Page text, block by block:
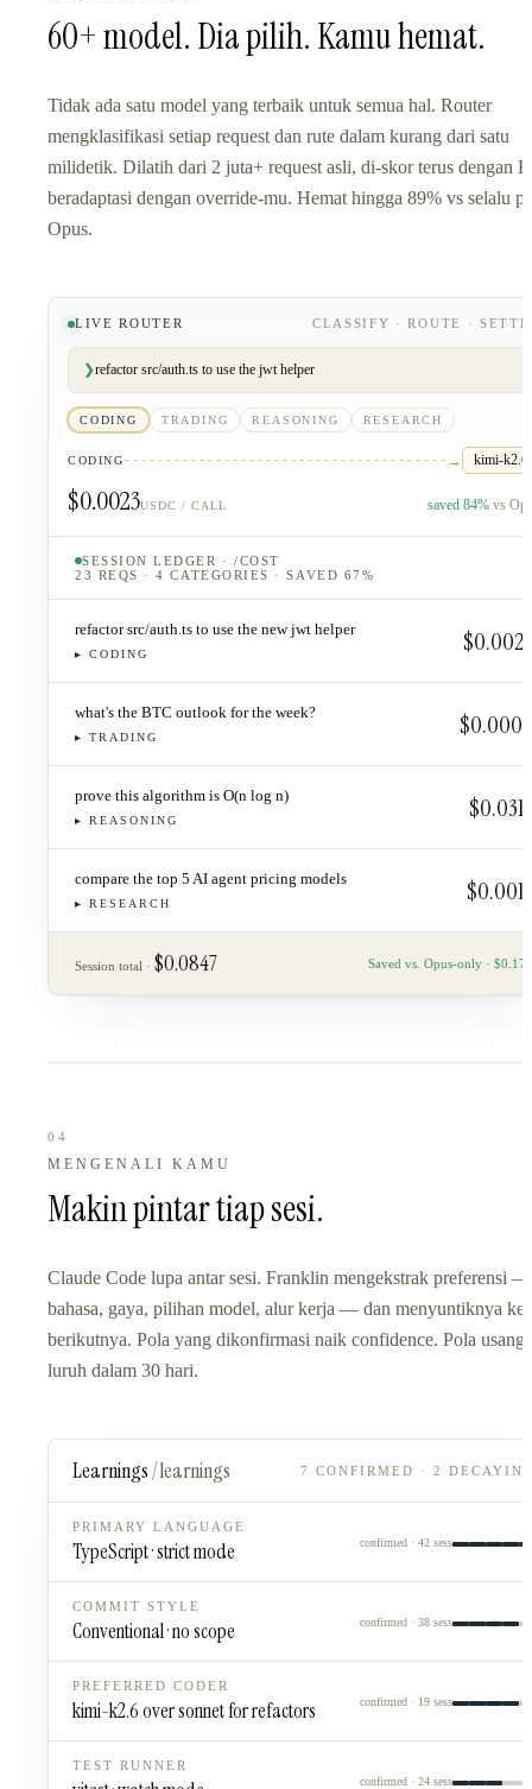
60+ model. Dia pilih. Kamu hemat.
Tidak ada satu model yang terbaik untuk semua hal. Router
mengklasifikasi setiap request dan rute dalam kurang dari satu
milidetik. Dilatih dari 2 juta+ request asli, di-skor terus dengan
beradaptasi dengan override-mu. Hemat hingga 89% vs selalu
Opus.
LIVE ROUTER CLASSIFY · ROUTE ·
❯refactor src/auth.ts to use the jwt helper
CODING TRADING REASONING RESEARCH
CODING → kimi-k2.6
$0.0023USDC / CALL saved 84% vs
SESSION LEDGER · /COST
23 REQS · 4 CATEGORIES · SAVED 67%
refactor src/auth.ts to use the new jwt helper
▸ CODING $0.0023
what's the BTC outlook for the week?
▸ TRADING $0.0008
prove this algorithm is O(n log n)
▸ REASONING $0.0312
compare the top 5 AI agent pricing models
▸ RESEARCH $0.0012
Session total · $0.0847 Saved vs. Opus-only · $0.174
04
MENGENALI KAMU
Makin pintar tiap sesi.
Claude Code lupa antar sesi. Franklin mengekstrak preferensi —
bahasa, gaya, pilihan model, alur kerja — dan menyuntiknya ke
berikutnya. Pola yang dikonfirmasi naik confidence. Pola usang
luruh dalam 30 hari.
Learnings/learnings 7 CONFIRMED · 2
PRIMARY LANGUAGE
TypeScript · strict mode confirmed · 42 sess
COMMIT STYLE
Conventional · no scope confirmed · 38 sess
PREFERRED CODER
kimi-k2.6 over sonnet for refactors confirmed · 19 sess
TEST RUNNER
confirmed · 24 sess